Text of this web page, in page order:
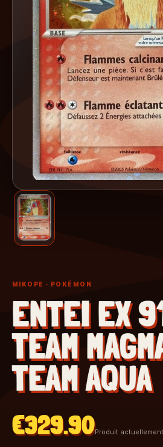
MIKOPE · POKÉMON
ENTEI EX
TEAM
TEAM AQUA
€329.90Produit